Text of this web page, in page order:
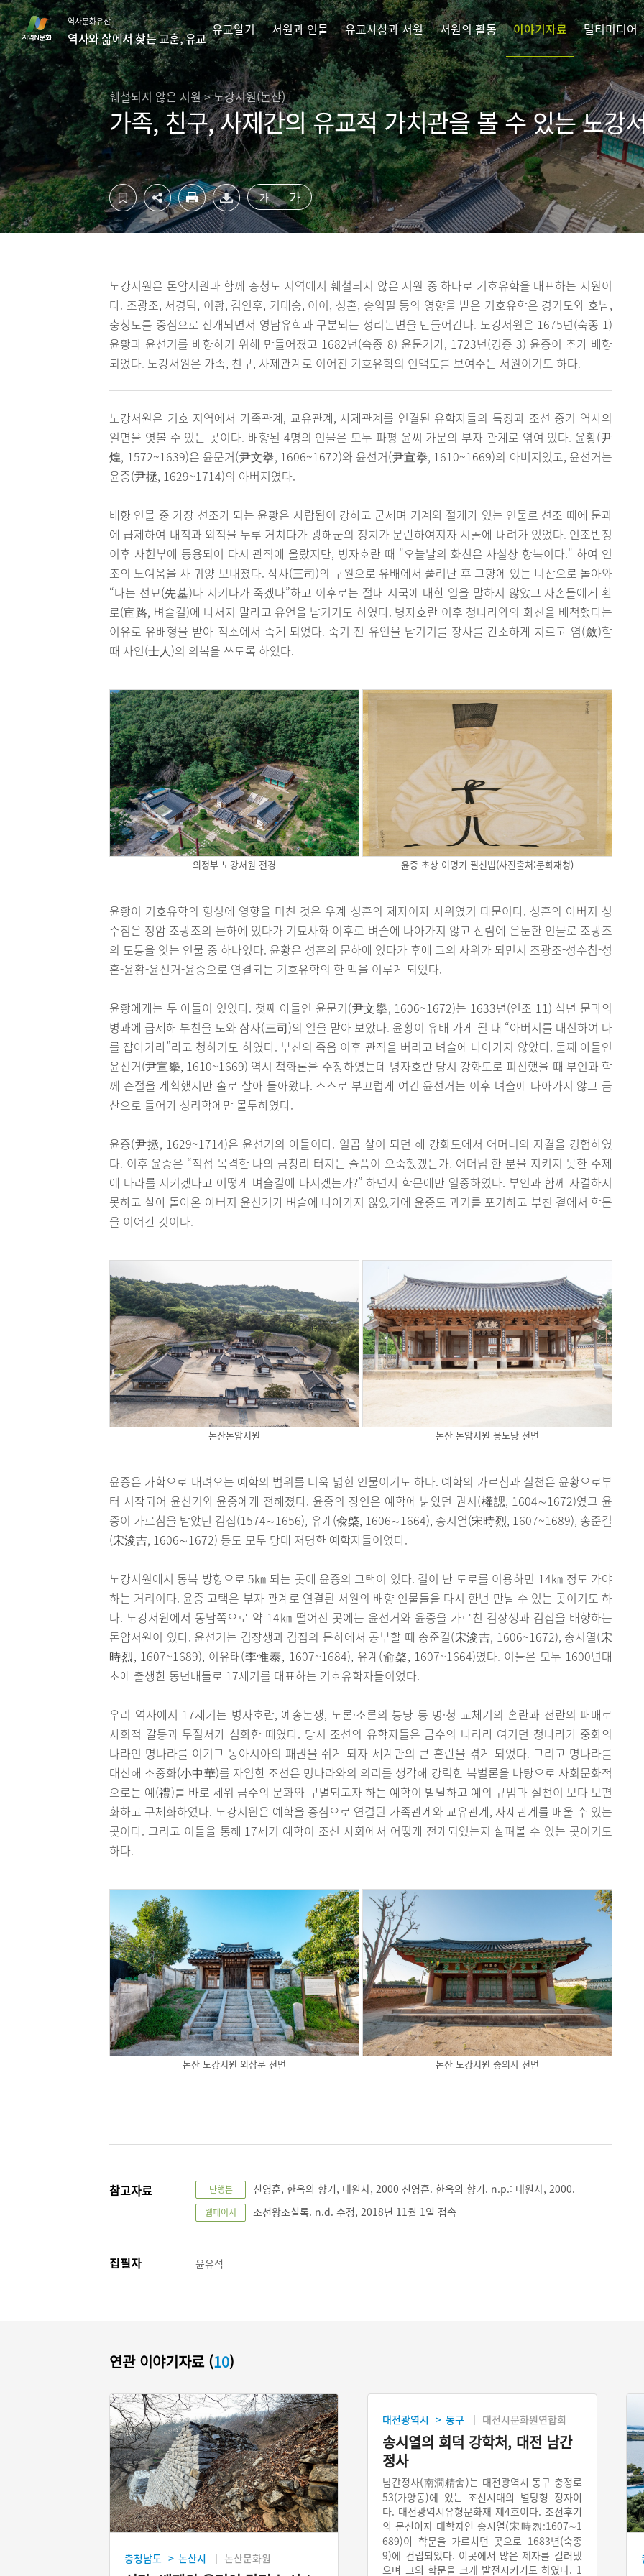
컨
텐
츠
영
역
바
로
가
기
하
단
영
역
바
로
가
기
역사문화유산
역사와 삶에서 찾는 교훈, 유교
유교알기 서원과 인물 유교사상과 서원 서원의 활동 이야기자료 멀티미디어
훼철되지 않은 서원 > 노강서원(논산)
가족, 친구, 사제간의 유교적 가치관을 볼 수 있는 노강
가 가
노강서원은 돈암서원과 함께 충청도 지역에서 훼철되지 않은 서원 중 하나로 기호유학을 대표하는 서원이
다. 조광조, 서경덕, 이황, 김인후, 기대승, 이이, 성혼, 송익필 등의 영향을 받은 기호유학은 경기도와 호남,
충청도를 중심으로 전개되면서 영남유학과 구분되는 성리논변을 만들어간다. 노강서원은 1675년(숙종 1)
윤황과 윤선거를 배향하기 위해 만들어졌고 1682년(숙종 8) 윤문거가, 1723년(경종 3) 윤증이 추가 배향
되었다. 노강서원은 가족, 친구, 사제관계로 이어진 기호유학의 인맥도를 보여주는 서원이기도 하다.
노강서원은 기호 지역에서 가족관계, 교유관계, 사제관계를 연결된 유학자들의 특징과 조선 중기 역사의
일면을 엿볼 수 있는 곳이다. 배향된 4명의 인물은 모두 파평 윤씨 가문의 부자 관계로 엮여 있다. 윤황(尹
煌, 1572~1639)은 윤문거(尹文擧, 1606~1672)와 윤선거(尹宣擧, 1610~1669)의 아버지였고, 윤선거는
윤증(尹拯, 1629~1714)의 아버지였다.
배향 인물 중 가장 선조가 되는 윤황은 사람됨이 강하고 굳세며 기계와 절개가 있는 인물로 선조 때에 문과
에 급제하여 내직과 외직을 두루 거치다가 광해군의 정치가 문란하여지자 시골에 내려가 있었다. 인조반정
이후 사헌부에 등용되어 다시 관직에 올랐지만, 병자호란 때 "오늘날의 화친은 사실상 항복이다." 하여 인
조의 노여움을 사 귀양 보내졌다. 삼사(三司)의 구원으로 유배에서 풀려난 후 고향에 있는 니산으로 돌아와
“나는 선묘(先墓)나 지키다가 죽겠다”하고 이후로는 절대 시국에 대한 일을 말하지 않았고 자손들에게 환
로(宦路, 벼슬길)에 나서지 말라고 유언을 남기기도 하였다. 병자호란 이후 청나라와의 화친을 배척했다는
이유로 유배형을 받아 적소에서 죽게 되었다. 죽기 전 유언을 남기기를 장사를 간소하게 치르고 염(斂)할
때 사인(士人)의 의복을 쓰도록 하였다.
의정부 노강서원 전경 윤증 초상 이명기 필신법(사진출처:문화재청)
윤황이 기호유학의 형성에 영향을 미친 것은 우계 성혼의 제자이자 사위였기 때문이다. 성혼의 아버지 성
수침은 정암 조광조의 문하에 있다가 기묘사화 이후로 벼슬에 나아가지 않고 산림에 은둔한 인물로 조광조
의 도통을 잇는 인물 중 하나였다. 윤황은 성혼의 문하에 있다가 후에 그의 사위가 되면서 조광조-성수침-성
혼-윤황-윤선거-윤증으로 연결되는 기호유학의 한 맥을 이루게 되었다.
윤황에게는 두 아들이 있었다. 첫째 아들인 윤문거(尹文擧, 1606~1672)는 1633년(인조 11) 식년 문과의
병과에 급제해 부친을 도와 삼사(三司)의 일을 맡아 보았다. 윤황이 유배 가게 될 때 “아버지를 대신하여 나
를 잡아가라”라고 청하기도 하였다. 부친의 죽음 이후 관직을 버리고 벼슬에 나아가지 않았다. 둘째 아들인
윤선거(尹宣擧, 1610~1669) 역시 척화론을 주장하였는데 병자호란 당시 강화도로 피신했을 때 부인과 함
께 순절을 계획했지만 홀로 살아 돌아왔다. 스스로 부끄럽게 여긴 윤선거는 이후 벼슬에 나아가지 않고 금
산으로 들어가 성리학에만 몰두하였다.
윤증(尹拯, 1629~1714)은 윤선거의 아들이다. 일곱 살이 되던 해 강화도에서 어머니의 자결을 경험하였
다. 이후 윤증은 “직접 목격한 나의 금창리 터지는 슬픔이 오죽했겠는가. 어머님 한 분을 지키지 못한 주제
에 나라를 지키겠다고 어떻게 벼슬길에 나서겠는가?” 하면서 학문에만 열중하였다. 부인과 함께 자결하지
못하고 살아 돌아온 아버지 윤선거가 벼슬에 나아가지 않았기에 윤증도 과거를 포기하고 부친 곁에서 학문
을 이어간 것이다.
논산돈암서원 논산 돈암서원 응도당 전면
윤증은 가학으로 내려오는 예학의 범위를 더욱 넓힌 인물이기도 하다. 예학의 가르침과 실천은 윤황으로부
터 시작되어 윤선거와 윤증에게 전해졌다. 윤증의 장인은 예학에 밝았던 권시(權諰, 1604∼1672)였고 윤
증이 가르침을 받았던 김집(1574∼1656), 유계(兪棨, 1606∼1664), 송시열(宋時烈, 1607~1689), 송준길
(宋浚吉, 1606∼1672) 등도 모두 당대 저명한 예학자들이었다.
노강서원에서 동북 방향으로 5㎞ 되는 곳에 윤증의 고택이 있다. 길이 난 도로를 이용하면 14㎞ 정도 가야
하는 거리이다. 윤증 고택은 부자 관계로 연결된 서원의 배향 인물들을 다시 한번 만날 수 있는 곳이기도 하
다. 노강서원에서 동남쪽으로 약 14㎞ 떨어진 곳에는 윤선거와 윤증을 가르친 김장생과 김집을 배향하는
돈암서원이 있다. 윤선거는 김장생과 김집의 문하에서 공부할 때 송준길(宋浚吉, 1606~1672), 송시열(宋
時烈, 1607~1689), 이유태(李惟泰, 1607~1684), 유계(俞棨, 1607~1664)였다. 이들은 모두 1600년대
초에 출생한 동년배들로 17세기를 대표하는 기호유학자들이었다.
우리 역사에서 17세기는 병자호란, 예송논쟁, 노론·소론의 붕당 등 명·청 교체기의 혼란과 전란의 패배로
사회적 갈등과 무질서가 심화한 때였다. 당시 조선의 유학자들은 금수의 나라라 여기던 청나라가 중화의
나라인 명나라를 이기고 동아시아의 패권을 쥐게 되자 세계관의 큰 혼란을 겪게 되었다. 그리고 명나라를
대신해 소중화(小中華)를 자임한 조선은 명나라와의 의리를 생각해 강력한 북벌론을 바탕으로 사회문화적
으로는 예(禮)를 바로 세워 금수의 문화와 구별되고자 하는 예학이 발달하고 예의 규범과 실천이 보다 보편
화하고 구체화하였다. 노강서원은 예학을 중심으로 연결된 가족관계와 교유관계, 사제관계를 배울 수 있는
곳이다. 그리고 이들을 통해 17세기 예학이 조선 사회에서 어떻게 전개되었는지 살펴볼 수 있는 곳이기도
하다.
논산 노강서원 외삼문 전면 논산 노강서원 숭의사 전면
참고자료 단행본 신영훈, 한옥의 향기, 대원사, 2000 신영훈. 한옥의 향기. n.p.: 대원사, 2000.
웹페이지 조선왕조실록. n.d. 수정, 2018년 11월 1일 접속
집필자 윤유석
연관 이야기자료 (10)
충청남도 > 논산시 논산문화원
대전광역시 > 동구 대전시문화원연합회
송시열의 회덕 강학처, 대전 남간
정사
남간정사(南澗精舍)는 대전광역시 동구 충정로
53(가양동)에 있는 조선시대의 별당형 정자이
다. 대전광역시유형문화재 제4호이다. 조선후기
의 문신이자 대학자인 송시열(宋時烈:1607∼1
689)이 학문을 가르치던 곳으로 1683년(숙종
9)에 건립되었다. 이곳에서 많은 제자를 길러냈
으며 그의 학문을 크게 발전시키기도 하였다. 1